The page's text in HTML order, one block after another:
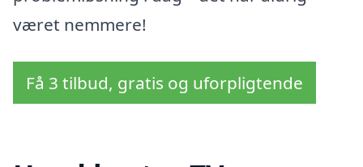
været nemmere!
Få 3 tilbud, gratis og uforpligtende